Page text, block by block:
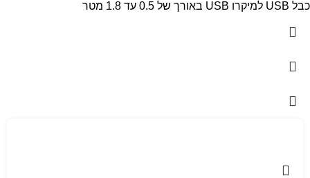
כבל USB למיקרו USB באורך של 0.5 עד 1.8 מטר